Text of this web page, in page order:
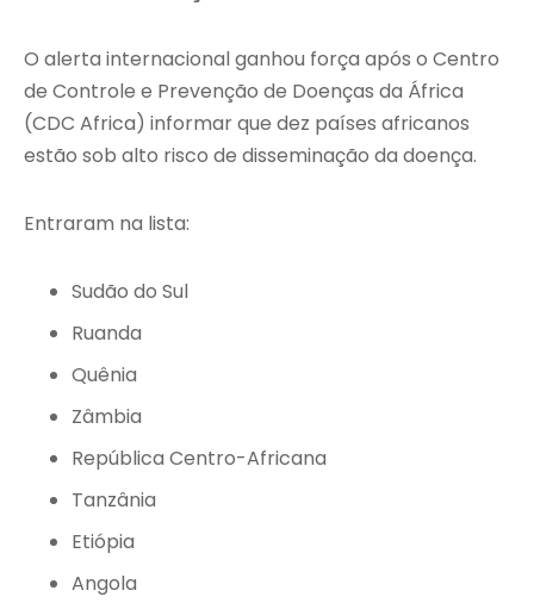
O alerta internacional ganhou força após o Centro
de Controle e Prevenção de Doenças da África
(CDC Africa) informar que dez países africanos
estão sob alto risco de disseminação da doença.
Entraram na lista:
Sudão do Sul
Ruanda
Quênia
Zâmbia
República Centro-Africana
Tanzânia
Etiópia
Angola